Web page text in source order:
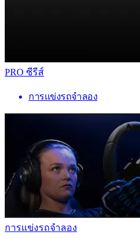
PRO ซีรีส์
การแข่งรถจำลอง
การแข่งรถจำลอง